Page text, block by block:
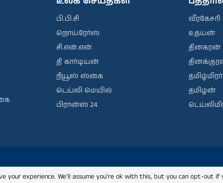
பி.பி.சி
றொய்ரேர்ஸ்
சி.என்.என்
தி கார்டியன்
நியூஸ் ஸ்கை
டெய்லி மெயில்
பிரான்ஸ் 24
வீரகேசரி
உதயன்
தினகரன்
தமிழ்மிரர்
தமிழன்
your experience. We'll assume you're ok with this, but you can opt-out if